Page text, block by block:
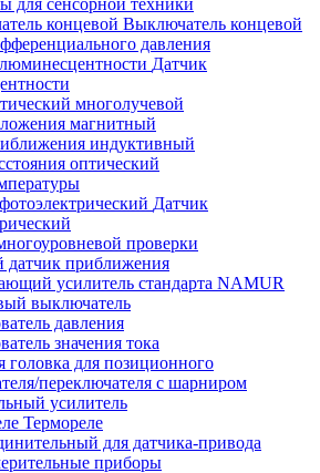
для сенсорной техники
Выключатель концевой
давления
Датчик
многолучевой
магнитный
индуктивный
оптический
Датчик
проверки
датчик приближения
усилитель стандарта NAMUR
выключатель
давления
значения тока
головка для позиционного
переключателя с шарниром
усилитель
Термореле
для датчика-привода
приборы